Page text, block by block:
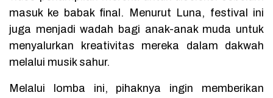
masuk ke babak final. Menurut Luna, festival ini
juga menjadi wadah bagi anak-anak muda untuk
menyalurkan kreativitas mereka dalam dakwah
melalui musik sahur.
Melalui lomba ini, pihaknya ingin memberikan